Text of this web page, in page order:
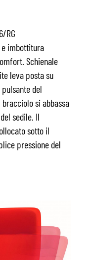
RG
imbottitura
Schienale
leva posta su
del
si abbassa
sedile. Il
sotto il
pressione del